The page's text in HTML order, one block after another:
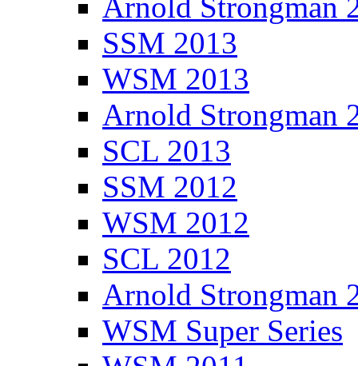
SSM 2013
WSM 2013
Arnold Strongman
SCL 2013
SSM 2012
WSM 2012
SCL 2012
Arnold Strongman
WSM Super Series